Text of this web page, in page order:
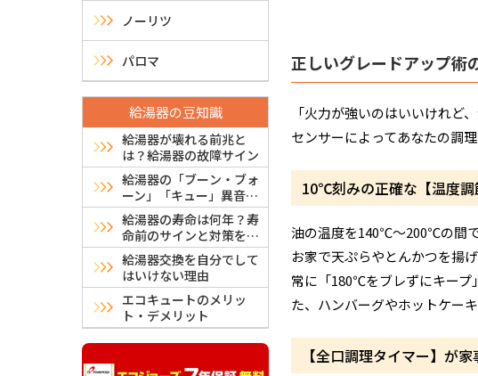
ノーリツ
パロマ
給湯器の豆知識
給湯器が壊れる前兆と
は？給湯器の故障サイン
給湯器の「ブーン・ブォ
ーン」「キュー」異音は
故障？危険？原因と対処
法
給湯器の寿命は何年？寿
命前のサインと対策を解
説
給湯器交換を自分でして
はいけない理由
エコキュートのメリッ
ト・デメリット
正しいグレードアップ術
「火力が強いのはいいけれ
センサーによってあなたの調
10℃刻みの正確な【温度
油の温度を140℃〜200℃の間
お家で天ぷらやとんかつを揚
常に「180℃をブレずにキープ
た、ハンバーグやホットケー
【全口調理タイマー】が